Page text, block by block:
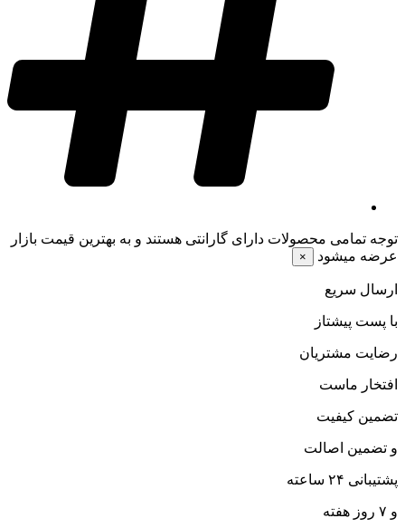
توجه تمامی محصولات دارای گارانتی هستند و به بهترین قیمت بازار
عرضه میشود
×
ارسال سریع
با پست پیشتاز
رضایت مشتریان
افتخار ماست
تضمین کیفیت
و تضمین اصالت
پشتیبانی ۲۴ ساعته
و ۷ روز هفته